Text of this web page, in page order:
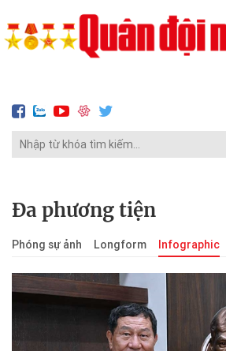
Đa phương tiện
Phóng sự ảnh Longform Infographic